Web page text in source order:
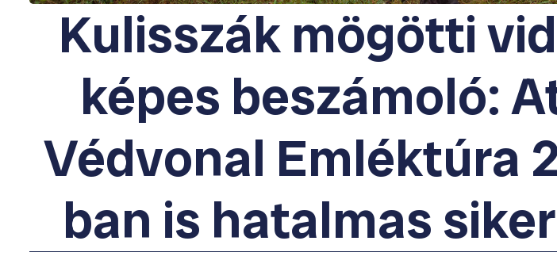
Kulisszák mögötti
képes beszámoló:
Védvonal Emléktúra
ban is hatalmas